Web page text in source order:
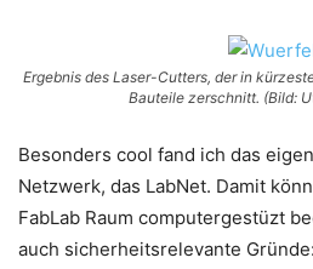
Ergebnis des Laser-Cutters, der in
Bauteile zerschnitt. (Bild:
Besonders cool fand ich das
Netzwerk, das LabNet. Damit
FabLab Raum computergestüzt
auch sicherheitsrelevante